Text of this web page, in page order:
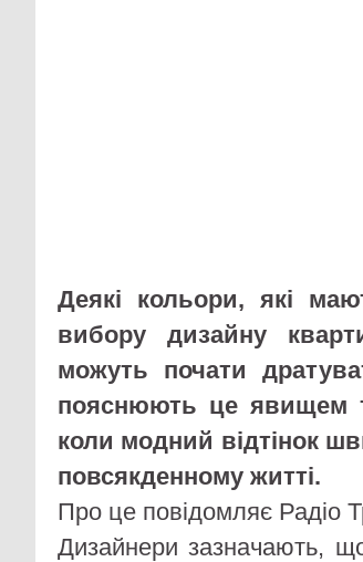
Деякі кольори, які
вибору дизайну
можуть почати
пояснюють це явищем
коли модний відтінок
повсякденному житті.
Про це повідомляє Радіо
Дизайнери зазначають,